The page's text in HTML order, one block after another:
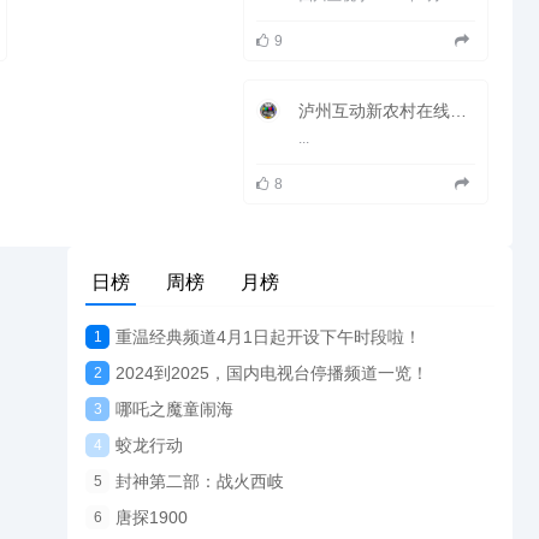
9
8
日榜 周榜 月榜
1 重温经典频道4月1日起开设下午时段啦！
2 2024到2025，国内电视台停播频道一览！
3 哪吒之魔童闹海
4 蛟龙行动
5 封神第二部：战火西岐
6 唐探1900